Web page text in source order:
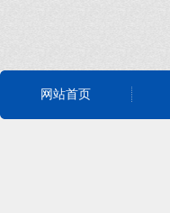
网站首页